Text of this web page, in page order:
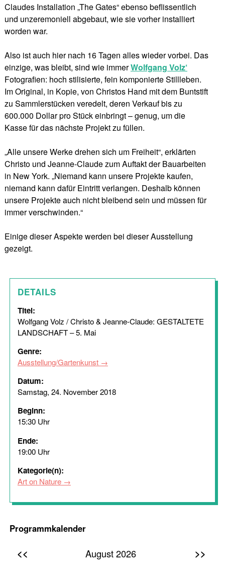
Claudes Installation „The Gates“ ebenso beflissentlich
und unzeremoniell abgebaut, wie sie vorher installiert
worden war.
Also ist auch hier nach 16 Tagen alles wieder vorbei. Das
einzige, was bleibt, sind wie immerWolfgang Volz‘
Fotografien: hoch stilisierte, fein komponierte Stillleben.
Im Original, in Kopie, von Christos Hand mit dem Buntstift
zu Sammlerstücken veredelt, deren Verkauf bis zu
600.000 Dollar pro Stück einbringt – genug, um die
Kasse für das nächste Projekt zu füllen.
„Alle unsere Werke drehen sich um Freiheit“, erklärten
Christo und Jeanne-Claude zum Auftakt der Bauarbeiten
in New York. „Niemand kann unsere Projekte kaufen,
niemand kann dafür Eintritt verlangen. Deshalb können
unsere Projekte auch nicht bleibend sein und müssen für
immer verschwinden.“
Einige dieser Aspekte werden bei dieser Ausstellung
gezeigt.
DETAILS
Titel:
Wolfgang Volz / Christo & Jeanne-Claude: GESTALTETE
LANDSCHAFT – 5. Mai
Genre:
Ausstellung/Gartenkunst
Datum:
Samstag, 24. November 2018
Beginn:
15:30 Uhr
Ende:
19:00 Uhr
Kategorie(n):
Art on Nature
Programmkalender
<< August 2026 >>